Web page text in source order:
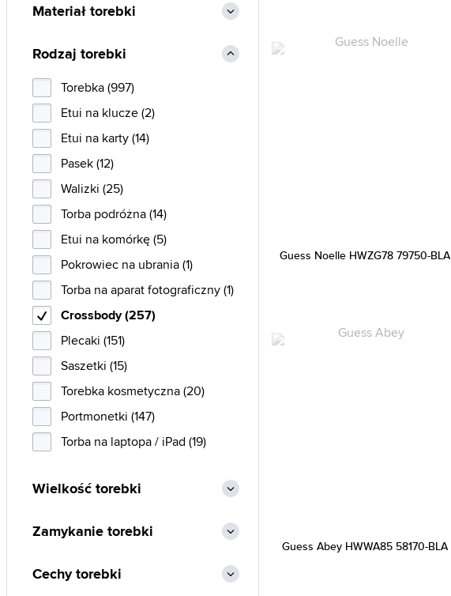
Guess Noelle HWZG78 79750-BLA
Guess Abey HWWA85 58170-BLA
Materiał torebki
Rodzaj torebki
Torebka (997)
Etui na klucze (2)
Etui na karty (14)
Pasek (12)
Walizki (25)
Torba podróżna (14)
Etui na komórkę (5)
Pokrowiec na ubrania (1)
Torba na aparat fotograficzny (1)
Crossbody (257)
Plecaki (151)
Saszetki (15)
Torebka kosmetyczna (20)
Portmonetki (147)
Torba na laptopa / iPad (19)
Wielkość torebki
Zamykanie torebki
Cechy torebki